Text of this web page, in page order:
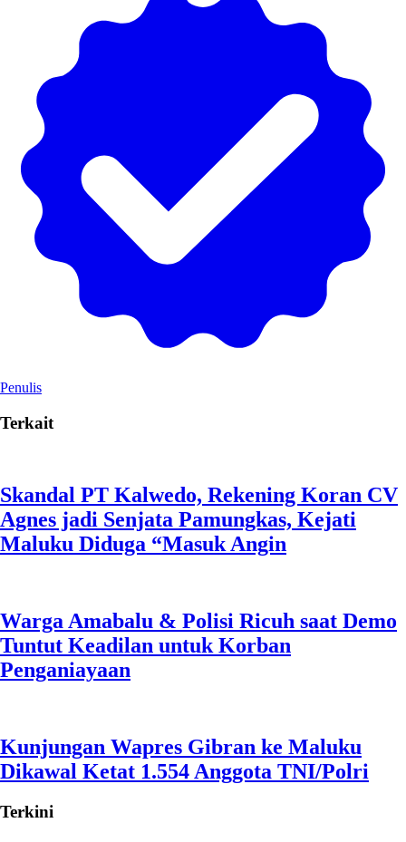
Penulis
Terkait
Skandal PT Kalwedo, Rekening Koran CV
Agnes jadi Senjata Pamungkas, Kejati
Maluku Diduga “Masuk Angin
Warga Amabalu & Polisi Ricuh saat Demo
Tuntut Keadilan untuk Korban
Penganiayaan
Kunjungan Wapres Gibran ke Maluku
Dikawal Ketat 1.554 Anggota TNI/Polri
Terkini